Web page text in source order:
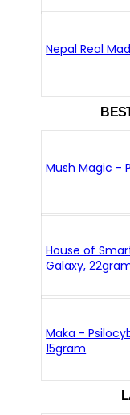
Nepal Real
Mush Magic -
House of
Galaxy,
Maka -
15gram